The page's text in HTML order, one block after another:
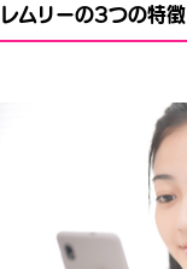
レムリーの3つの特徴